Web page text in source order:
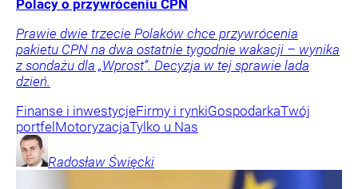
Polacy o przywróceniu CPN
Prawie dwie trzecie Polaków chce przywrócenia
pakietu CPN na dwa ostatnie tygodnie wakacji – wynika
z sondażu dla „Wprost”. Decyzja w tej sprawie lada
dzień.
Finanse i inwestycjeFirmy i rynkiGospodarkaTwój
portfel MotoryzacjaTylko u Nas
Radosław Święcki